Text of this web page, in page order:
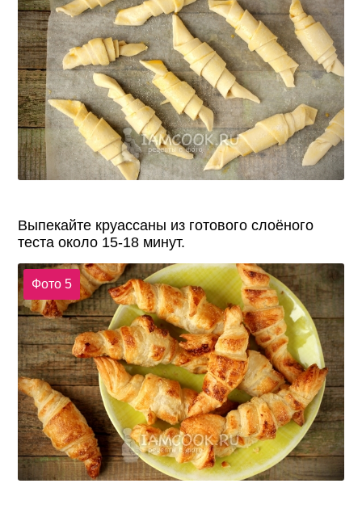
Выпекайте круассаны из готового слоёного
теста около 15-18 минут.
Фото 5